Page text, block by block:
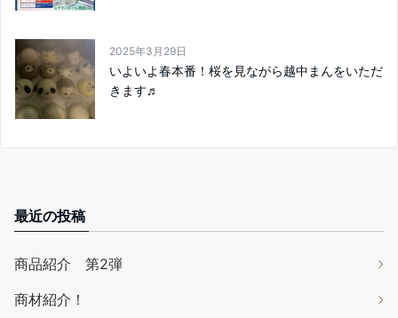
2025年3月29日
いよいよ春本番！桜を見ながら越中まんをいただ
きます♬
最近の投稿
商品紹介 第2弾
商材紹介！